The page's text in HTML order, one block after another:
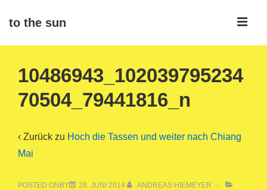
Zumto the sun
Navigation
10486943_102039795234
70504_79441816_n
‹ Zurück zu Hoch die Tassen und weiter nach Chiang
Mai
POSTED ONBY 28. JUNI 2014
ANDREAS HIEMEYER